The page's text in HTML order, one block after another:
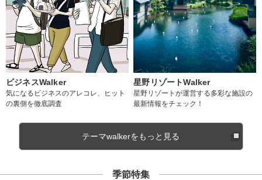
ビジネスWalker
気になるビジネスのアレコレ、ヒット
の裏側を徹底調査
星野リゾートWalker
星野リゾートが運営する多彩な施設の
最新情報をチェック！
テーマwalkerをもっと見る
季節特集